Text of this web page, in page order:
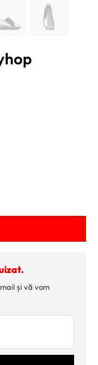
și vă vom